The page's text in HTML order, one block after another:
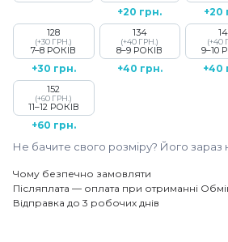
+20 грн. +20
128
(+30 ГРН.)
7–8 РОКІВ
+30 грн.
134
(+40 ГРН.)
8–9 РОКІВ
+40 грн.
(+40
9–10
+40
152
(+60 ГРН.)
11–12 РОКІВ
+60 грн.
Не бачите свого розміру? Його зараз
Чому безпечно замовляти
Післяплата — оплата при отриманні
Відправка до 3 робочих днів